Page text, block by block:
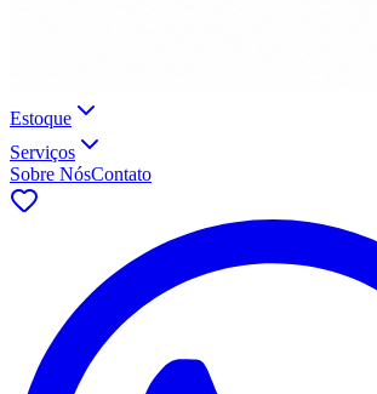
Estoque
Serviços
Sobre NósContato